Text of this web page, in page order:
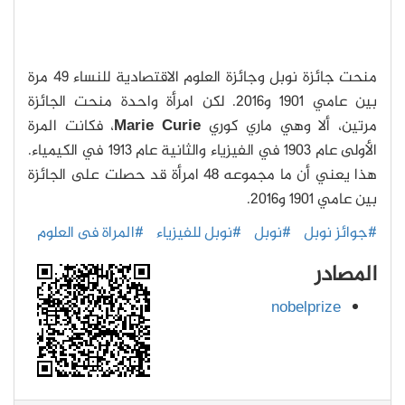
منحت جائزة نوبل وجائزة العلوم الاقتصادية للنساء 49 مرة
بين عامي 1901 و2016. لكن امرأة واحدة منحت الجائزة
مرتين، ألا وهي ماري كوريMarie Curie، فكانت المرة
الأولى عام 1903 في الفيزياء والثانية عام 1913 في الكيمياء.
هذا يعني أن ما مجموعه 48 امرأة قد حصلت على الجائزة
بين عامي 1901 و2016.
#جوائز نوبل #نوبل #نوبل للفيزياء #المراة فى العلوم
المصادر
nobelprize